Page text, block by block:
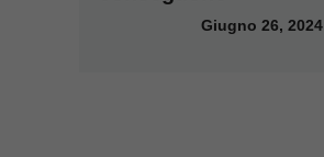
Giugno 26, 2024